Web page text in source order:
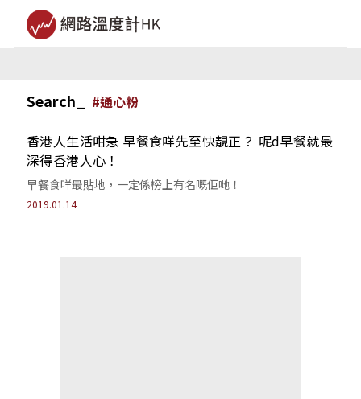
Search_ #通心粉
香港人生活咁急 早餐食咩先至快靚正？ 呢d早餐就最
深得香港人心！
早餐食咩最貼地，一定係榜上有名嘅佢哋！
2019.01.14